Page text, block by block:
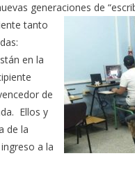
generaciones de
tanto
en la
de
Ellos y
de la
a la